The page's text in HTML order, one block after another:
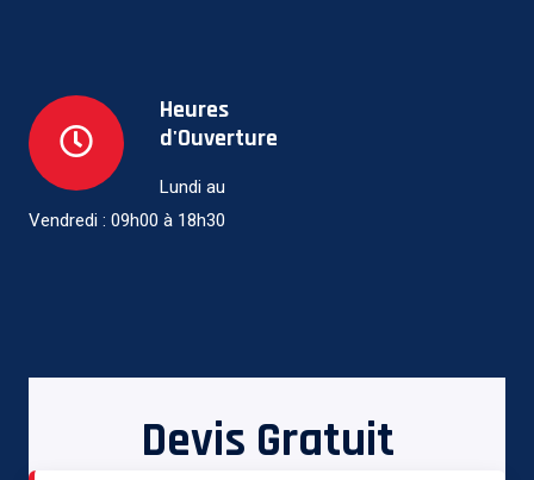
Heures
d'Ouverture
Lundi au
Vendredi : 09h00 à 18h30
Devis Gratuit